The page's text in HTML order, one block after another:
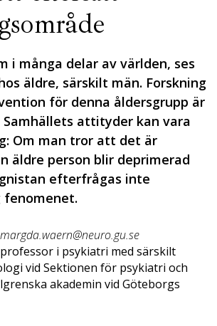
i många delar av världen, ses
äldre, särskilt män. Forskning
för denna åldersgrupp är
attityder kan vara
Om man tror att det är
äldre person blir deprimerad
efterfrågas inte
fenomenet.
margda.waern@neuro.gu.se
i psykiatri med särskilt
vid Sektionen för psykiatri och
akademin vid Göteborgs